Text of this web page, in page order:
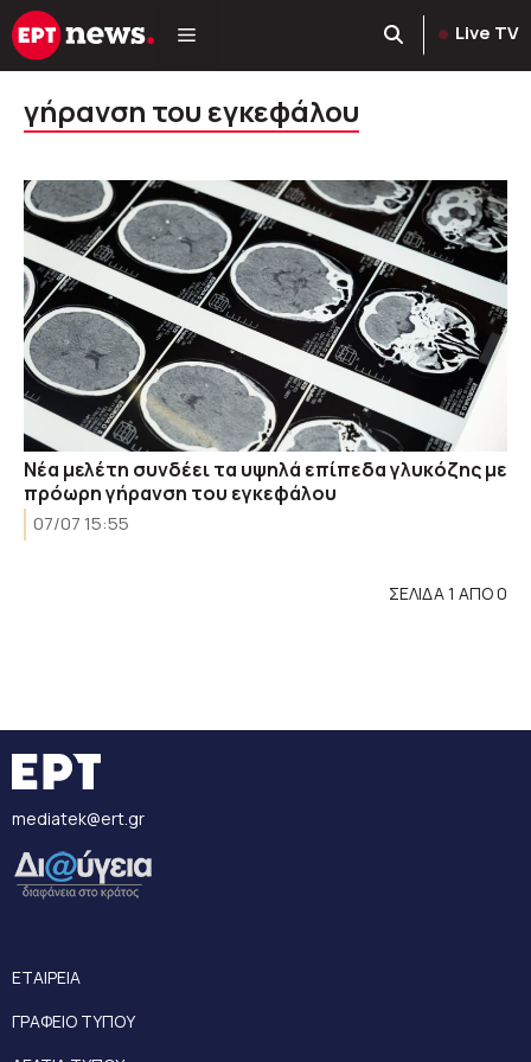
Μετάβαση
σε
Live TV
γήρανση του εγκεφάλου
Νέα μελέτη συνδέει τα υψηλά επίπεδα γλυκόζης με
πρόωρη γήρανση του εγκεφάλου
07/07 15:55
ΣΕΛΙΔΑ 1 ΑΠΟ 0
mediatek@ert.gr
ΕΤΑΙΡΕΙΑ
ΓΡΑΦΕΙΟ ΤΥΠΟΥ